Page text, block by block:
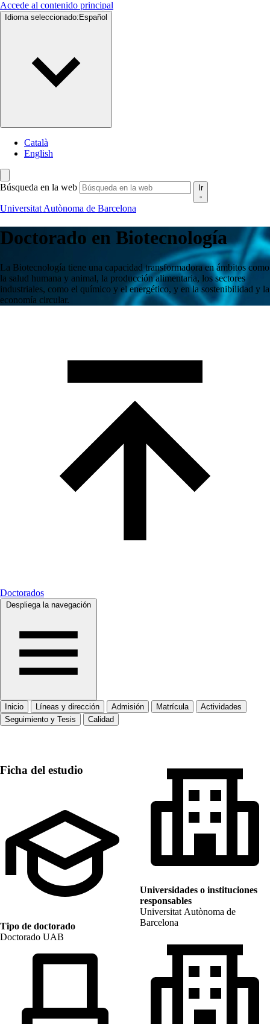
Accede al contenido principal
Idioma seleccionado: Español
Català
English
Búsqueda en la web Ir
Universitat Autònoma de Barcelona
Doctorado en Biotecnología
La Biotecnología tiene una capacidad transformadora en ámbitos como
la salud humana y animal, la producción alimentaria, los sectores
industriales, como el químico y el energético, y en la sostenibilidad y la
economía circular.
Doctorados
Despliega la navegación
Inicio Líneas y dirección Admisión Matrícula
Actividades
Seguimiento y Tesis
Calidad
Ficha del estudio
Tipo de doctorado
Doctorado UAB
Universidades o instituciones
responsables
Universitat Autònoma de
Barcelona